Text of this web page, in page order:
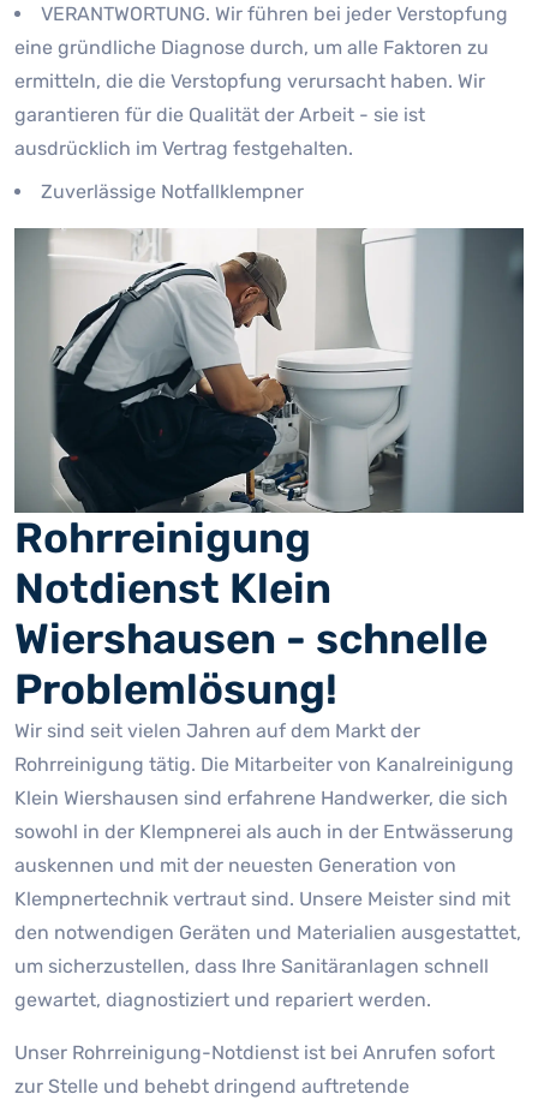
VERANTWORTUNG. Wir führen bei jeder Verstopfung
eine gründliche Diagnose durch, um alle Faktoren zu
ermitteln, die die Verstopfung verursacht haben. Wir
garantieren für die Qualität der Arbeit - sie ist
ausdrücklich im Vertrag festgehalten.
Zuverlässige Notfallklempner
Rohrreinigung
Notdienst Klein
Wiershausen - schnelle
Problemlösung!
Wir sind seit vielen Jahren auf dem Markt der
Rohrreinigung tätig. Die Mitarbeiter von Kanalreinigung
Klein Wiershausen sind erfahrene Handwerker, die sich
sowohl in der Klempnerei als auch in der Entwässerung
auskennen und mit der neuesten Generation von
Klempnertechnik vertraut sind. Unsere Meister sind mit
den notwendigen Geräten und Materialien ausgestattet,
um sicherzustellen, dass Ihre Sanitäranlagen schnell
gewartet, diagnostiziert und repariert werden.
Unser Rohrreinigung-Notdienst ist bei Anrufen sofort
zur Stelle und behebt dringend auftretende